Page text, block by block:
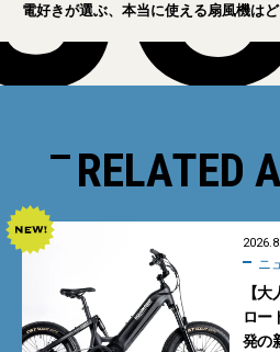
電好きが選ぶ、本当に使える扇風機はど
RELATED
ニ
【
ロー
発の